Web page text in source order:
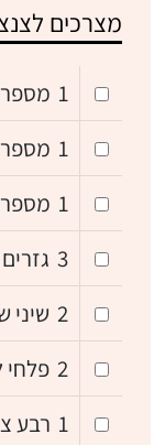
מצרכים לצנצנת
1 מספר
1 מספר
1 מספר
3 גזרים
2 שיני
2 פלחי
1 רבע